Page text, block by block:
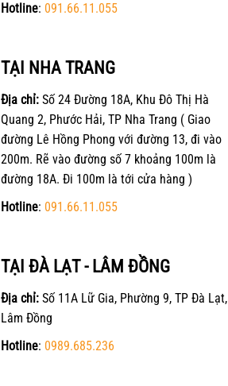
Hotline: 091.66.11.055
TẠI NHA TRANG
Địa chỉ: Số 24 Đường 18A, Khu Đô Thị Hà
Quang 2, Phước Hải, TP Nha Trang ( Giao
đường Lê Hồng Phong với đường 13, đi vào
200m. Rẽ vào đường số 7 khoảng 100m là
đường 18A. Đi 100m là tới cửa hàng )
Hotline: 091.66.11.055
TẠI ĐÀ LẠT - LÂM ĐỒNG
Địa chỉ: Số 11A Lữ Gia, Phường 9, TP Đà Lạt,
Lâm Đồng
Hotline: 0989.685.236